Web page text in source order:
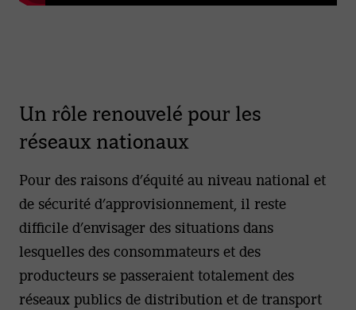
Un rôle renouvelé pour les
réseaux nationaux
Pour des raisons d’équité au niveau national et
de sécurité d’approvisionnement, il reste
difficile d’envisager des situations dans
lesquelles des consommateurs et des
producteurs se passeraient totalement des
réseaux publics de distribution et de transport